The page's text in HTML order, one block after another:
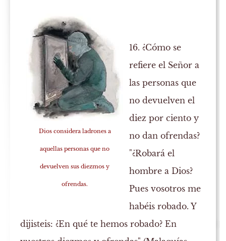
Dios considera ladrones a
aquellas personas que no
devuelven sus diezmos y
ofrendas.
16. ¿Cómo se
refiere el Señor a
las personas que
no devuelven el
diez por ciento y
no dan ofrendas?
"¿Robará el
hombre a Dios?
Pues vosotros me
habéis robado. Y
dijisteis: ¿En qué te hemos robado? En